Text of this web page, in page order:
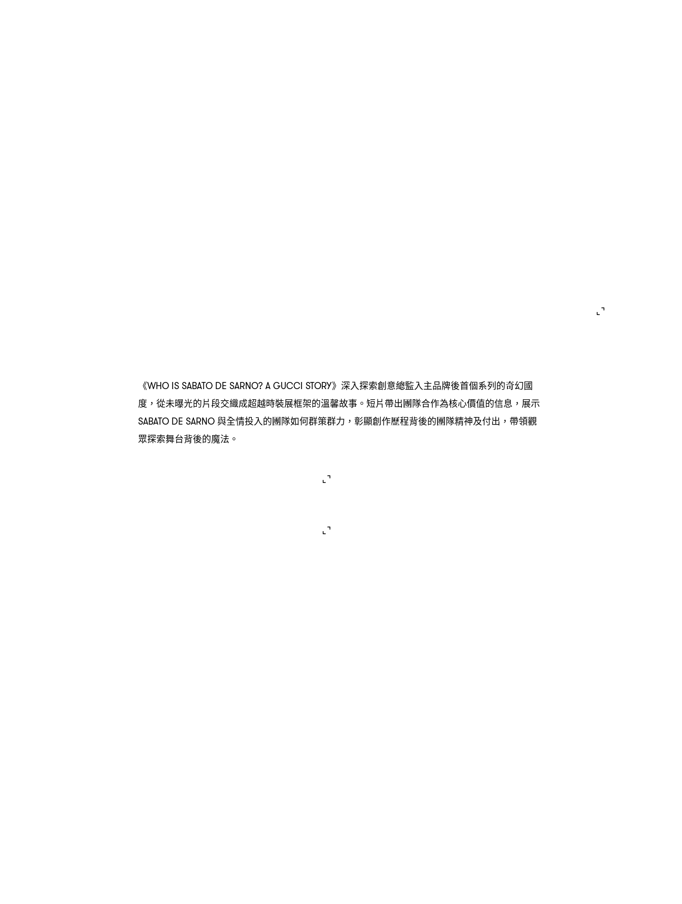
《WHO IS SABATO DE SARNO? A GUCCI STORY》深入探索創意總監入主品牌後首個系列的奇幻國
度 ， 從未曝光的片段交織成超越時裝展框架的溫馨故事。短片帶出團隊合作為核心價值的信息 ， 展示
SABATO DE SARNO與全情投入的團隊如何群策群力 ， 彰顯創作歷程背後的團隊精神及付出 ， 帶領觀
眾探索舞台背後的魔法。